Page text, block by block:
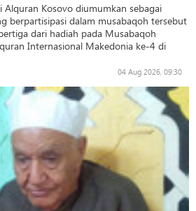
Alquran Kosovo diumumkan sebagai
berpartisipasi dalam musabaqoh tersebut
dari hadiah pada Musabaqoh
Internasional Makedonia ke-4 di
04 Aug 2026, 09:30